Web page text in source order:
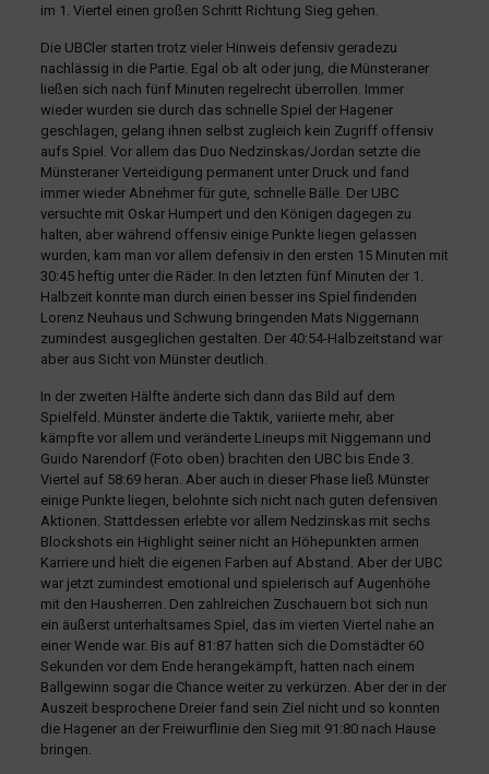
im 1. Viertel einen großen Schritt Richtung Sieg gehen.
Die UBCler starten trotz vieler Hinweis defensiv geradezu
nachlässig in die Partie. Egal ob alt oder jung, die Münsteraner
ließen sich nach fünf Minuten regelrecht überrollen. Immer
wieder wurden sie durch das schnelle Spiel der Hagener
geschlagen, gelang ihnen selbst zugleich kein Zugriff offensiv
aufs Spiel. Vor allem das Duo Nedzinskas/Jordan setzte die
Münsteraner Verteidigung permanent unter Druck und fand
immer wieder Abnehmer für gute, schnelle Bälle. Der UBC
versuchte mit Oskar Humpert und den Königen dagegen zu
halten, aber während offensiv einige Punkte liegen gelassen
wurden, kam man vor allem defensiv in den ersten 15 Minuten mit
30:45 heftig unter die Räder. In den letzten fünf Minuten der 1.
Halbzeit konnte man durch einen besser ins Spiel findenden
Lorenz Neuhaus und Schwung bringenden Mats Niggemann
zumindest ausgeglichen gestalten. Der 40:54-Halbzeitstand war
aber aus Sicht von Münster deutlich.
In der zweiten Hälfte änderte sich dann das Bild auf dem
Spielfeld. Münster änderte die Taktik, variierte mehr, aber
kämpfte vor allem und veränderte Lineups mit Niggemann und
Guido Narendorf (Foto oben) brachten den UBC bis Ende 3.
Viertel auf 58:69 heran. Aber auch in dieser Phase ließ Münster
einige Punkte liegen, belohnte sich nicht nach guten defensiven
Aktionen. Stattdessen erlebte vor allem Nedzinskas mit sechs
Blockshots ein Highlight seiner nicht an Höhepunkten armen
Karriere und hielt die eigenen Farben auf Abstand. Aber der UBC
war jetzt zumindest emotional und spielerisch auf Augenhöhe
mit den Hausherren. Den zahlreichen Zuschauern bot sich nun
ein äußerst unterhaltsames Spiel, das im vierten Viertel nahe an
einer Wende war. Bis auf 81:87 hatten sich die Domstädter 60
Sekunden vor dem Ende herangekämpft, hatten nach einem
Ballgewinn sogar die Chance weiter zu verkürzen. Aber der in der
Auszeit besprochene Dreier fand sein Ziel nicht und so konnten
die Hagener an der Freiwurflinie den Sieg mit 91:80 nach Hause
bringen.